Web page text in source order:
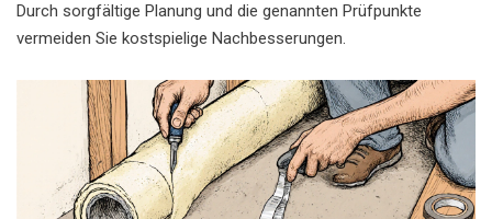
Durch sorgfältige Planung und die genannten Prüfpunkte
vermeiden Sie kostspielige Nachbesserungen.